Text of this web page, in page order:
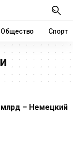
Общество Спорт
млрд – Немецкий